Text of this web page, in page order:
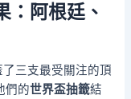
：阿根廷、
三支最受關注的頂
們的世界盃抽籤結